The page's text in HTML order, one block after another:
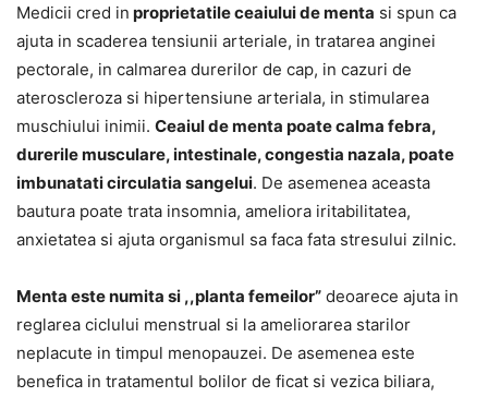
Medicii cred in proprietatile ceaiului de menta si spun ca
ajuta in scaderea tensiunii arteriale, in tratarea anginei
pectorale, in calmarea durerilor de cap, in cazuri de
ateroscleroza si hipertensiune arteriala, in stimularea
muschiului inimii. Ceaiul de menta poate calma febra,
durerile musculare, intestinale, congestia nazala, poate
imbunatati circulatia sangelui. De asemenea aceasta
bautura poate trata insomnia, ameliora iritabilitatea,
anxietatea si ajuta organismul sa faca fata stresului zilnic.
Menta este numita si ,,planta femeilor” deoarece ajuta in
reglarea ciclului menstrual si la ameliorarea starilor
neplacute in timpul menopauzei. De asemenea este
benefica in tratamentul bolilor de ficat si vezica biliara,